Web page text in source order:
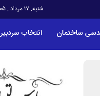
شنبه, ۱۷ مرداد , ۱۴۰۵
ساختمان انتخاب سردبیر